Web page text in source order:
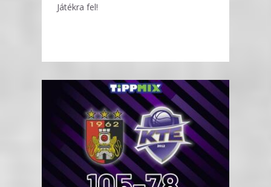
Játékra fel!